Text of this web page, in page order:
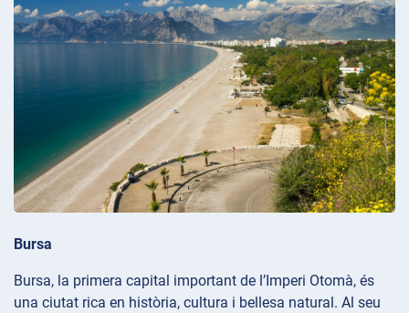
Bursa
Bursa, la primera capital important de l’Imperi Otomà, és
una ciutat rica en història, cultura i bellesa natural. Al seu